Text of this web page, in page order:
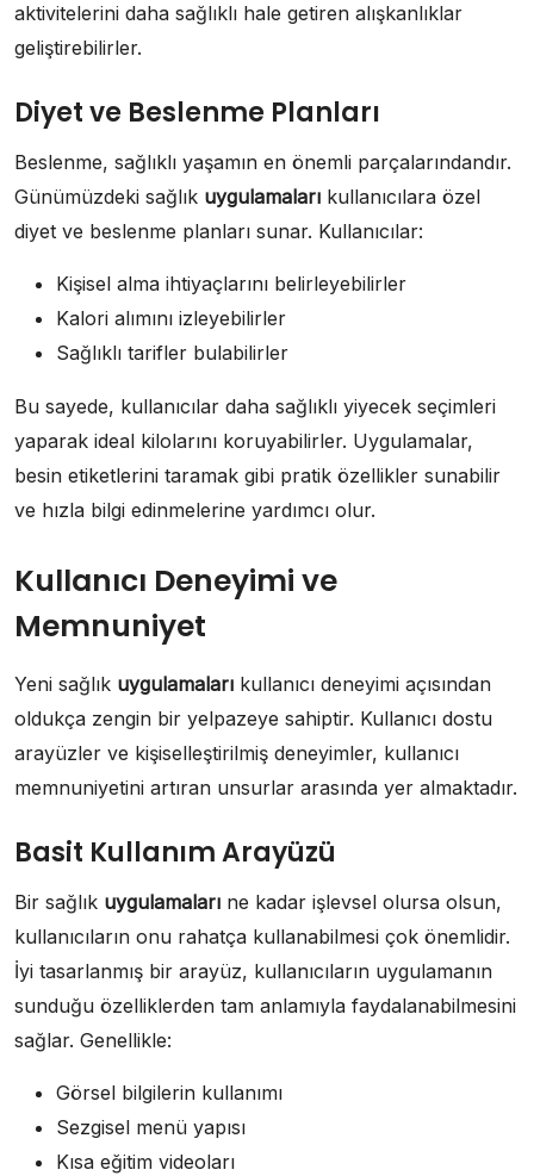
aktivitelerini daha sağlıklı hale getiren alışkanlıklar
geliştirebilirler.
Diyet ve Beslenme Planları
Beslenme, sağlıklı yaşamın en önemli parçalarındandır.
Günümüzdeki sağlık uygulamaları kullanıcılara özel
diyet ve beslenme planları sunar. Kullanıcılar:
Kişisel alma ihtiyaçlarını belirleyebilirler
Kalori alımını izleyebilirler
Sağlıklı tarifler bulabilirler
Bu sayede, kullanıcılar daha sağlıklı yiyecek seçimleri
yaparak ideal kilolarını koruyabilirler. Uygulamalar,
besin etiketlerini taramak gibi pratik özellikler sunabilir
ve hızla bilgi edinmelerine yardımcı olur.
Kullanıcı Deneyimi ve
Memnuniyet
Yeni sağlık uygulamaları kullanıcı deneyimi açısından
oldukça zengin bir yelpazeye sahiptir. Kullanıcı dostu
arayüzler ve kişiselleştirilmiş deneyimler, kullanıcı
memnuniyetini artıran unsurlar arasında yer almaktadır.
Basit Kullanım Arayüzü
Bir sağlık uygulamaları ne kadar işlevsel olursa olsun,
kullanıcıların onu rahatça kullanabilmesi çok önemlidir.
İyi tasarlanmış bir arayüz, kullanıcıların uygulamanın
sunduğu özelliklerden tam anlamıyla faydalanabilmesini
sağlar. Genellikle:
Görsel bilgilerin kullanımı
Sezgisel menü yapısı
Kısa eğitim videoları